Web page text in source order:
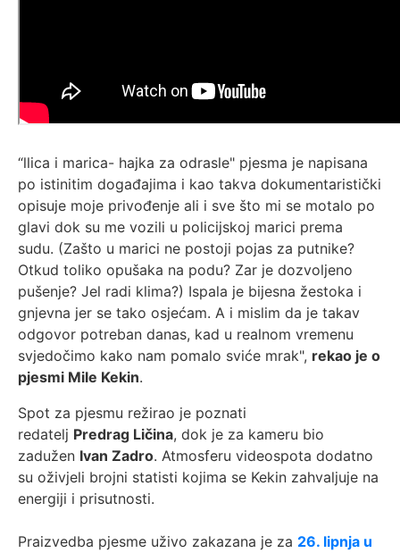
“llica i marica- hajka za odrasle" pjesma je napisana
po istinitim događajima i kao takva dokumentaristički
opisuje moje privođenje ali i sve što mi se motalo po
glavi dok su me vozili u policijskoj marici prema
sudu. (Zašto u marici ne postoji pojas za putnike?
Otkud toliko opušaka na podu? Zar je dozvoljeno
pušenje? Jel radi klima?) Ispala je bijesna žestoka i
gnjevna jer se tako osjećam. A i mislim da je takav
odgovor potreban danas, kad u realnom vremenu
svjedočimo kako nam pomalo sviće mrak", rekao je o
pjesmi Mile Kekin.
Spot za pjesmu režirao je poznati
redatelj Predrag Ličina, dok je za kameru bio
zadužen Ivan Zadro. Atmosferu videospota dodatno
su oživjeli brojni statisti kojima se Kekin zahvaljuje na
energiji i prisutnosti.
Praizvedba pjesme uživo zakazana je za 26. lipnja u